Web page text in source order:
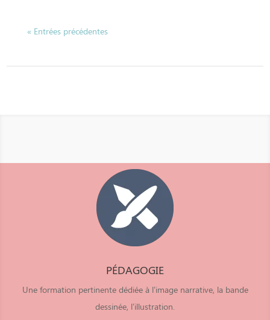
« Entrées précédentes
PÉDAGOGIE
Une formation pertinente dédiée à l’image narrative, la bande
dessinée, l’illustration.